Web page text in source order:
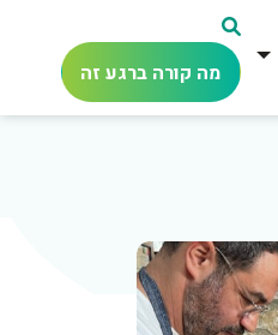
מה קורה ברגע זה